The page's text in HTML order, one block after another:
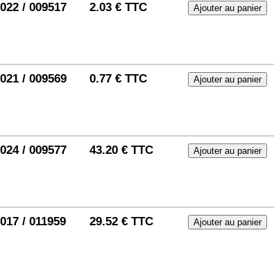
/ 009517 2.03 € TTC
/ 009569 0.77 € TTC
/ 009577 43.20 € TTC
/ 011959 29.52 € TTC